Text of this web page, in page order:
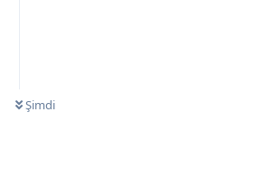
Şimdi